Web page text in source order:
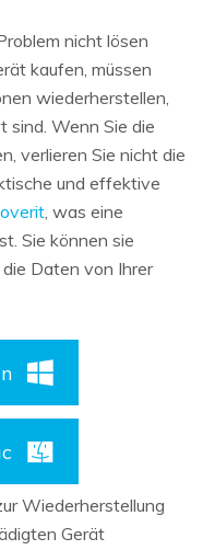
nicht lösen
kaufen, müssen
wiederherstellen,
sind. Wenn Sie die
verlieren Sie nicht die
und effektive
, was eine
Sie können sie
Daten von Ihrer
Wiederherstellung
Gerät